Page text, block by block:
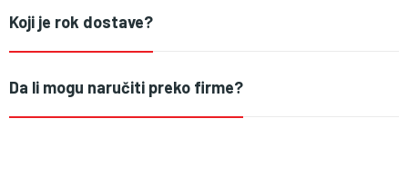
Koji je rok dostave?
Da li mogu naručiti preko firme?